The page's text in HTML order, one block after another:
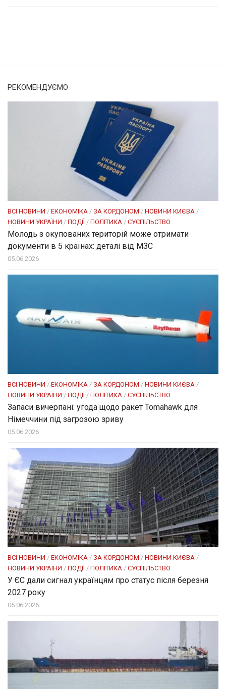
РЕКОМЕНДУЄМО
ВСІ НОВИНИ / ЕКОНОМІКА / ЗА КОРДОНОМ / НОВИНИ КИЄВА /
НОВИНИ УКРАЇНИ / ПОДІЇ / ПОЛІТИКА / СУСПІЛЬСТВО
Молодь з окупованих територій може отримати
документи в 5 країнах: деталі від МЗС
05.06.2026
ВСІ НОВИНИ / ЕКОНОМІКА / ЗА КОРДОНОМ / НОВИНИ КИЄВА /
НОВИНИ УКРАЇНИ / ПОДІЇ / ПОЛІТИКА / СУСПІЛЬСТВО
Запаси вичерпані: угода щодо ракет Tomahawk для
Німеччини під загрозою зриву
05.06.2026
ВСІ НОВИНИ / ЕКОНОМІКА / ЗА КОРДОНОМ / НОВИНИ КИЄВА /
НОВИНИ УКРАЇНИ / ПОДІЇ / ПОЛІТИКА / СУСПІЛЬСТВО
У ЄС дали сигнал українцям про статус після березня
2027 року
05.06.2026